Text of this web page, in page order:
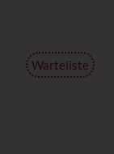
Warteliste